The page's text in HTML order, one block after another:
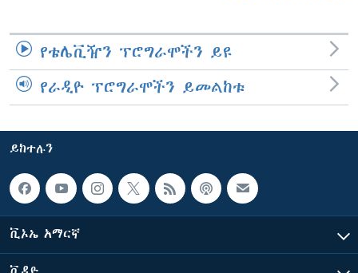
የቴሌቪዥን ፕሮግራሞችን ይዩ
የራዲዮ ፕሮግራሞችን ይመልከቱ
ይከተሉን
ቪኦኤ አማርኛ